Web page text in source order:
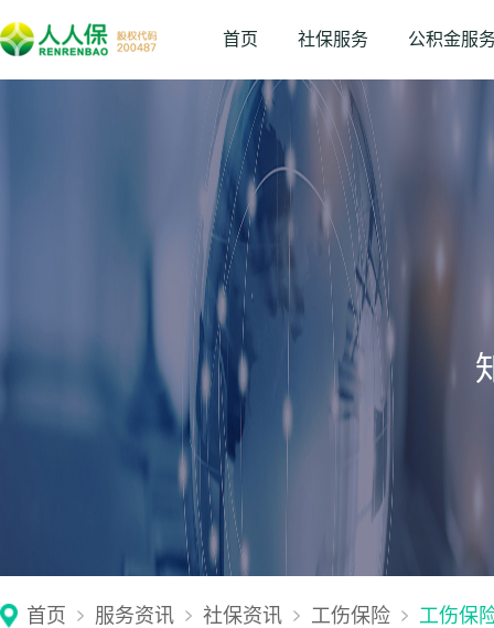
首页 社保服务 公积金服
首页 服务资讯 社保资讯 工伤保险 工伤保